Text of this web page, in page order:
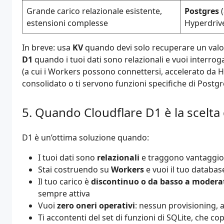
Grande carico relazionale esistente,
estensioni complesse
Postgres
In breve: usa KVquando devi solo recuperare un
D1 quando i tuoi dati sono relazionali e vuoi
(a cui i Workers possono connettersi, accelerato da
consolidato o ti servono funzioni specifiche di
Quando Cloudflare D1 è la
D1 è un’ottima soluzione quando:
I tuoi dati sono relazionali e traggono
Stai costruendo su Workers e vuoi il tuo
Il tuo carico èdiscontinuo o da basso a
sempre attiva
Vuoi zero oneri operativi: nessun provisioning,
Ti accontenti del set di funzioni di SQLite, che